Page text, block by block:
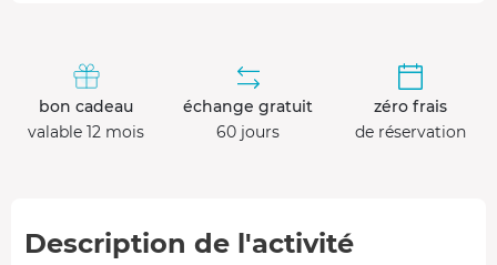
bon cadeau
valable 12 mois
échange gratuit
60 jours
zéro frais
de réservation
Description de l'activité